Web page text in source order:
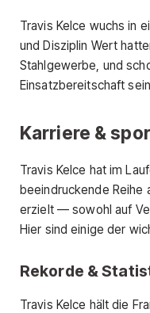
Travis Kelce wuchs in
und Disziplin Wert
Stahlgewerbe, und
Einsatzbereitschaft
Karriere &
Travis Kelce hat im
beeindruckende Reihe
erzielt — sowohl auf
Hier sind einige der
Rekorde &
Travis Kelce hält die